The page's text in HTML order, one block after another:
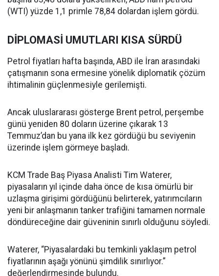
(WTI) yüzde 1,1 primle 78,84 dolardan işlem gördü.
DİPLOMASİ UMUTLARI KISA SÜRDÜ
Petrol fiyatları hafta başında, ABD ile İran arasındaki
çatışmanın sona ermesine yönelik diplomatik çözüm
ihtimalinin güçlenmesiyle gerilemişti.
Ancak uluslararası gösterge Brent petrol, perşembe
günü yeniden 80 doların üzerine çıkarak 13
Temmuz’dan bu yana ilk kez gördüğü bu seviyenin
üzerinde işlem görmeye başladı.
KCM Trade Baş Piyasa Analisti Tim Waterer,
piyasaların yıl içinde daha önce de kısa ömürlü bir
uzlaşma girişimi gördüğünü belirterek, yatırımcıların
yeni bir anlaşmanın tanker trafiğini tamamen normale
döndüreceğine dair güveninin sınırlı olduğunu söyledi.
Waterer, “Piyasalardaki bu temkinli yaklaşım petrol
fiyatlarının aşağı yönünü şimdilik sınırlıyor.”
değerlendirmesinde bulundu.